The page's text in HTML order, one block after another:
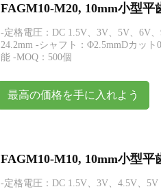
FAGM10-M20, 10mm小型平
-定格電圧：DC 1.5V、3V、5V、6V
24.2mm -シャフト：Φ2.5mmDカッ
能 -MOQ：500個
最高の価格を手に入れよう
FAGM10-M10, 10mm小型平
-定格電圧：DC 1.5V、3V、4.5V、